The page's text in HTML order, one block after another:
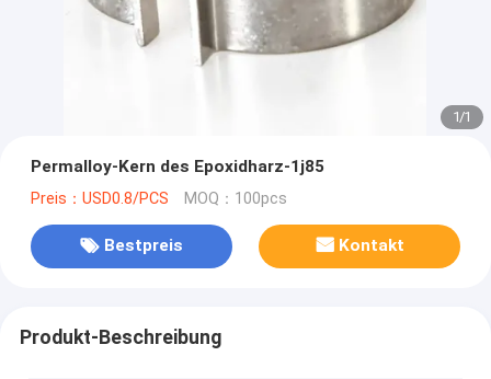
1/1
Permalloy-Kern des Epoxidharz-1j85
Preis：USD0.8/PCS MOQ：100pcs
Bestpreis Kontakt
Produkt-Beschreibung